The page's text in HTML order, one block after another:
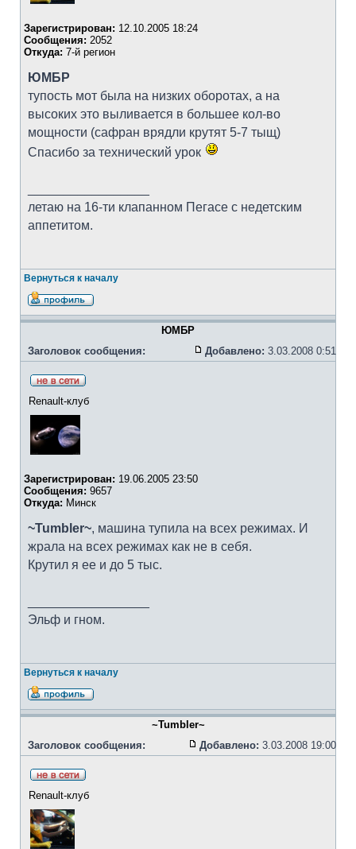
Зарегистрирован: 12.10.2005 18:24
Сообщения: 2052
Откуда: 7-й регион
ЮМБР
тупость мот была на низких оборотах, а на
высоких это выливается в большее кол-во
мощности (сафран врядли крутят 5-7 тыщ)
Спасибо за технический урок
летаю на 16-ти клапанном Пегасе с недетским
аппетитом.
Вернуться к началу
ЮМБР
Заголовок сообщения:
Добавлено: 3.03.2008 0:51
Renault-клуб
Зарегистрирован: 19.06.2005 23:50
Сообщения: 9657
Откуда: Минск
~Tumbler~, машина тупила на всех режимах. И
жрала на всех режимах как не в себя.
Крутил я ее и до 5 тыс.
Эльф и гном.
Вернуться к началу
~Tumbler~
Заголовок сообщения:
Добавлено: 3.03.2008 19:00
Renault-клуб